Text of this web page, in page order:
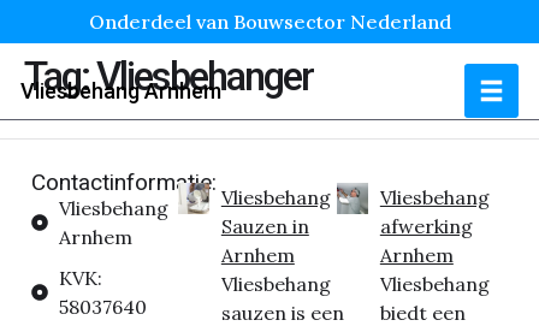
Onderdeel van Bouwsector Nederland
Vliesbehang Arnhem
Tag:Vliesbehanger
Contactinformatie:
Vliesbehang
Arnhem
KVK:
58037640
Vliesbehang
Sauzen in
Arnhem
Vliesbehang
sauzen is een
Vliesbehang
afwerking
Arnhem
Vliesbehang
biedt een